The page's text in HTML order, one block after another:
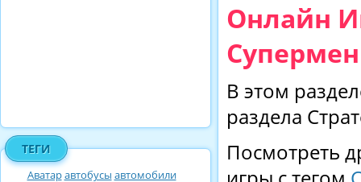
ТЕГИ
Аватаравтобусы автомобили
Онлайн
В этом
раздела
Посмотреть